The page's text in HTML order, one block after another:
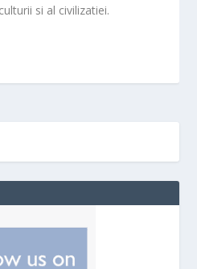
si al civilizatiei.